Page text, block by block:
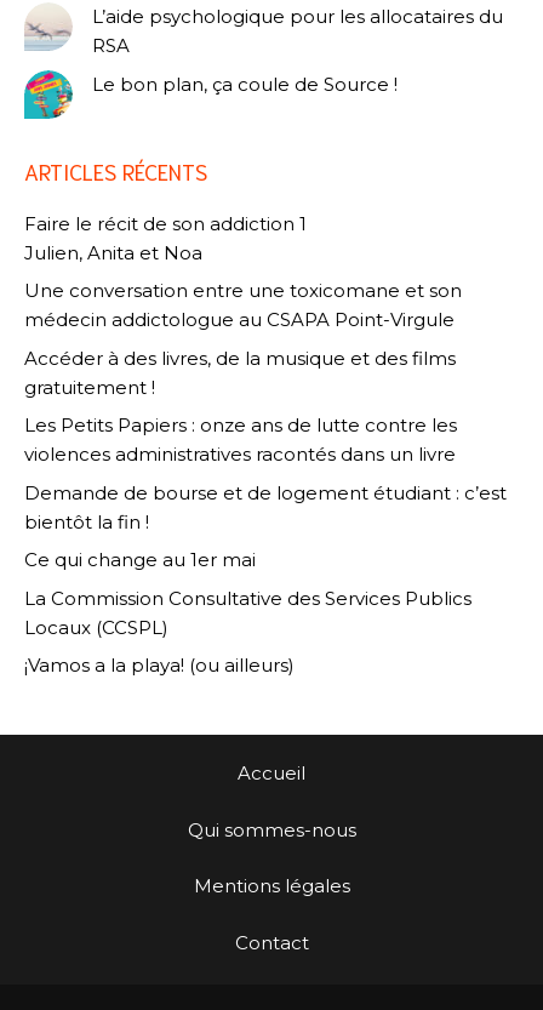
L’aide psychologique pour les allocataires du
RSA
Le bon plan, ça coule de Source !
ARTICLES RÉCENTS
Faire le récit de son addiction 1
Julien, Anita et Noa
Une conversation entre une toxicomane et son
médecin addictologue au CSAPA Point-Virgule
Accéder à des livres, de la musique et des films
gratuitement !
Les Petits Papiers : onze ans de lutte contre les
violences administratives racontés dans un livre
Demande de bourse et de logement étudiant : c’est
bientôt la fin !
Ce qui change au 1er mai
La Commission Consultative des Services Publics
Locaux (CCSPL)
¡Vamos a la playa! (ou ailleurs)
Accueil
Qui sommes-nous
Mentions légales
Contact